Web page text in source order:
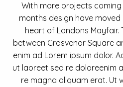
With more projects
months design have
heart of Londons
between Grosvenor Square
enim ad Lorem ipsum dolor.
ut laoreet sed re doloreenim
re magna aliquam erat. Ut